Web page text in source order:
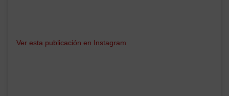
Ver esta publicación en Instagram